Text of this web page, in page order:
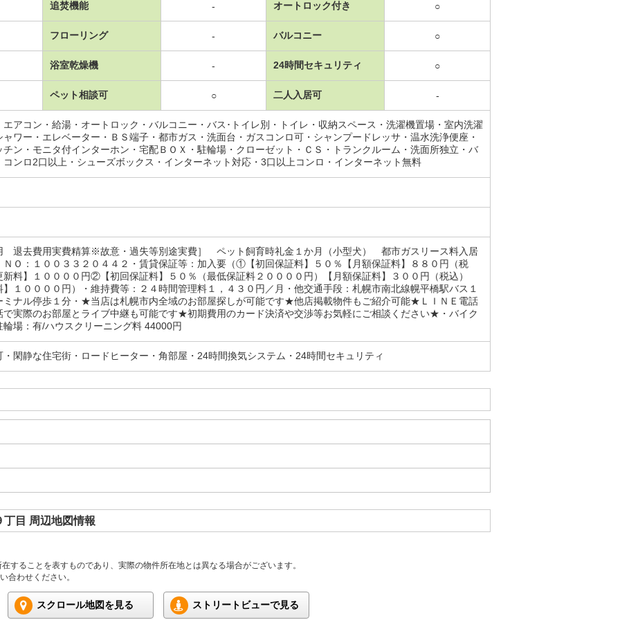
追焚機能 - オートロック付き ○
フローリング - バルコニー ○
浴室乾燥機 - 24時間セキュリティ ○
ペット相談可 ○ 二人入居可 -
エアコン・給湯・オートロック・バルコニー・バス･トイレ別・トイレ・収納スペース・洗濯機置場・室内洗濯
ャワー・エレベーター・ＢＳ端子・都市ガス・洗面台・ガスコンロ可・シャンプードレッサ・温水洗浄便座・
チン・モニタ付インターホン・宅配ＢＯＸ・駐輪場・クローゼット・ＣＳ・トランクルーム・洗面所独立・バ
コンロ2口以上・シューズボックス・インターネット対応・3口以上コンロ・インターネット無料
退去費用実費精算※故意・過失等別途実費］ ペット飼育時礼金１か月（小型犬） 都市ガスリース料入居
Ｏ：１００３３２０４４２・賃貸保証等：加入要（①【初回保証料】５０％【月額保証料】８８０円（税
新料】１００００円②【初回保証料】５０％（最低保証料２００００円）【月額保証料】３００円（税込）
】１００００円）・維持費等：２４時間管理料１，４３０円／月・他交通手段：札幌市南北線幌平橋駅バス１
ミナル停歩１分・★当店は札幌市内全域のお部屋探しが可能です★他店掲載物件もご紹介可能★ＬＩＮＥ電話
で実際のお部屋とライブ中継も可能です★初期費用のカード決済や交渉等お気軽にご相談ください★・バイク
輪場：有/ハウスクリーニング料 44000円
・閑静な住宅街・ロードヒーター・角部屋・24時間換気システム・24時間セキュリティ
目 周辺地図情報
することを表すものであり、実際の物件所在地とは異なる場合がございます。
合わせください。
スクロール地図を見る ストリートビューで見る